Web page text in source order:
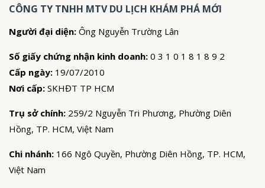
CÔNG TY TNHH MTV DU LỊCH KHÁM PHÁ MỚI
Người đại diện: Ông Nguyễn Trường Lân
Số giấy chứng nhận kinh doanh: 0 3 1 0 1 8 1 8 9 2
Cấp ngày: 19/07/2010
Nơi cấp: SKHĐT TP HCM
Trụ sở chính: 259/2 Nguyễn Tri Phương, Phường Diên
Hồng, TP. HCM, Việt Nam
Chi nhánh: 166 Ngô Quyền, Phường Diên Hồng, TP. HCM,
Việt Nam